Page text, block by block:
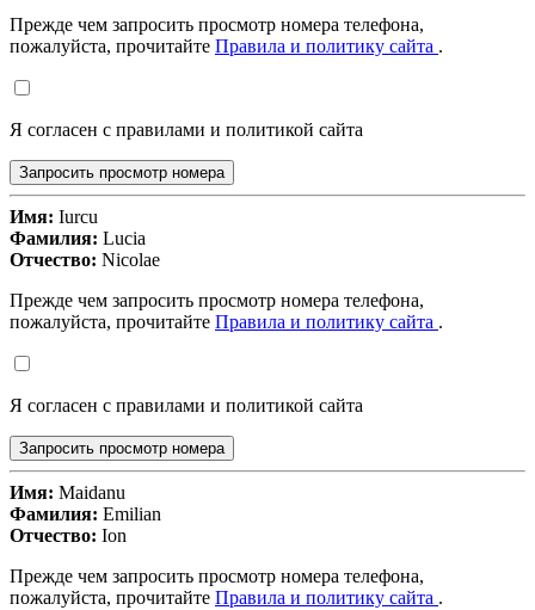
Прежде чем запросить просмотр номера телефона,
пожалуйста, прочитайте Правила и политику сайта .
Я согласен с правилами и политикой сайта
Запросить просмотр номера
Имя: Iurcu
Фамилия: Lucia
Отчество: Nicolae
Прежде чем запросить просмотр номера телефона,
пожалуйста, прочитайте Правила и политику сайта .
Я согласен с правилами и политикой сайта
Запросить просмотр номера
Имя: Maidanu
Фамилия: Emilian
Отчество: Ion
Прежде чем запросить просмотр номера телефона,
пожалуйста, прочитайте Правила и политику сайта .